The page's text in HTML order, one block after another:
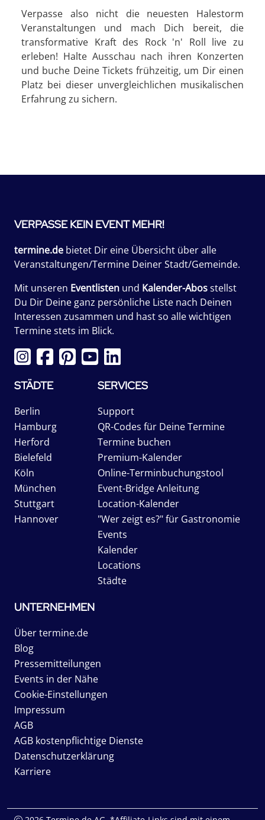
Verpasse also nicht die neuesten Halestorm
Veranstaltungen und mach Dich bereit, die
transformative Kraft des Rock 'n' Roll live zu
erleben! Halte Ausschau nach ihren Konzerten
und buche Deine Tickets frühzeitig, um Dir einen
Platz bei dieser unvergleichlichen musikalischen
Erfahrung zu sichern.
VERPASSE KEIN EVENT MEHR!
termine.de bietet Dir eine Übersicht über alle
Veranstaltungen/Termine Deiner Stadt/Gemeinde.
Mit unseren Eventlisten und Kalender-Abosstellst
Du Dir Deine ganz persönliche Liste nach Deinen
Interessen zusammen und hast so alle wichtigen
Termine stets im Blick.
STÄDTE
Berlin
Hamburg
Herford
Bielefeld
Köln
München
Stuttgart
Hannover
SERVICES
Support
QR-Codes für Deine Termine
Termine buchen
Premium-Kalender
Online-Terminbuchungstool
Event-Bridge Anleitung
Location-Kalender
"Wer zeigt es?" für Gastronomie
Events
Kalender
Locations
Städte
UNTERNEHMEN
Über termine.de
Blog
Pressemitteilungen
Events in der Nähe
Cookie-Einstellungen
Impressum
AGB
AGB kostenpflichtige Dienste
Datenschutzerklärung
Karriere